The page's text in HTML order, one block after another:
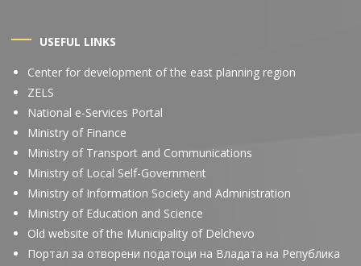
USEFUL LINKS
Center for development of the east planning region
ZELS
National e-Services Portal
Ministry of Finance
Ministry of Transport and Communications
Ministry of Local Self-Government
Ministry of Information Society and Administration
Ministry of Education and Science
Old website of the Municipality of Delchevo
Портал за отворени податоци на Владата на Република